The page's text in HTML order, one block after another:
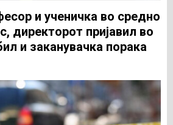
и ученичка во средно
директорот пријавил во
и заканувачка порака